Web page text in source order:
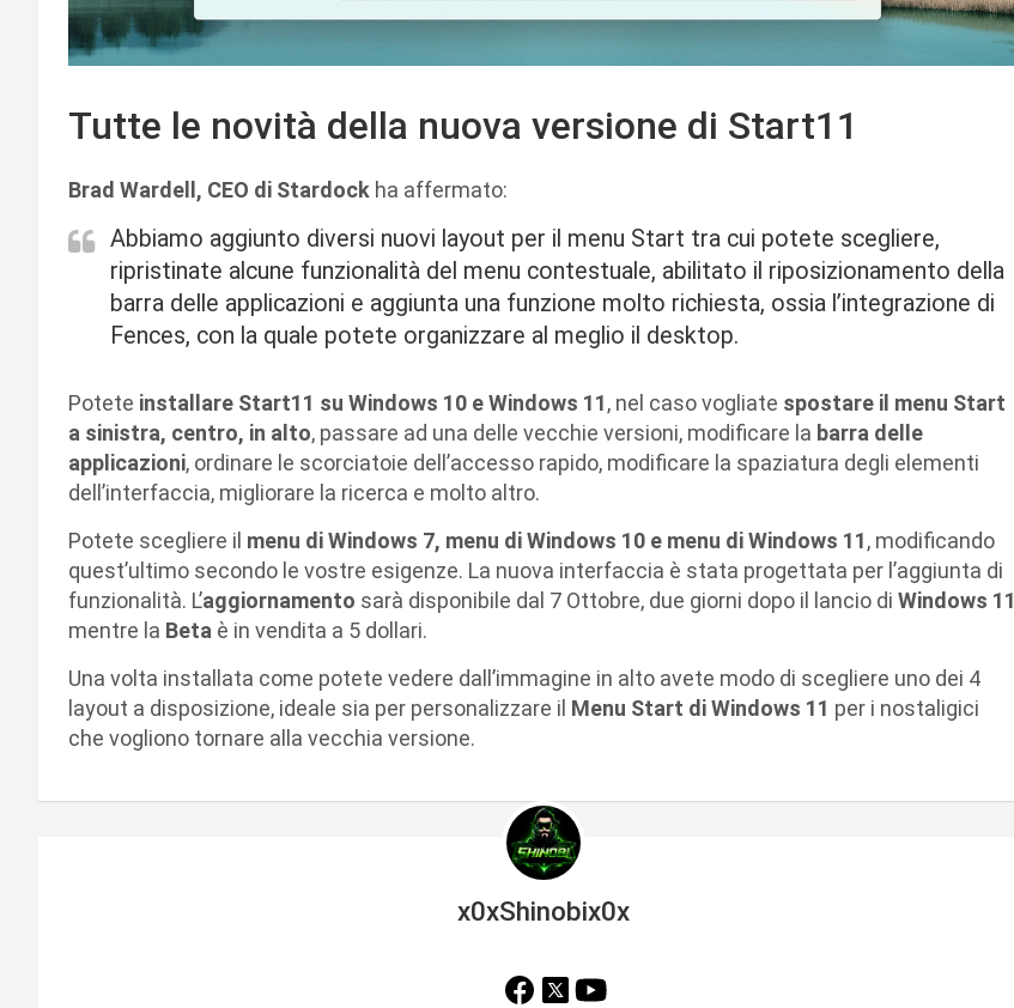
Tutte le novità della nuova versione di Start11
Brad Wardell, CEO di Stardock ha affermato:
Abbiamo aggiunto diversi nuovi layout per il menu Start tra cui potete scegliere,
ripristinate alcune funzionalità del menu contestuale, abilitato il riposizionamento della
barra delle applicazioni e aggiunta una funzione molto richiesta, ossia l’integrazione di
Fences, con la quale potete organizzare al meglio il desktop.
Potete installare Start11 su Windows 10 e Windows 11, nel caso vogliate spostare il menu Start
a sinistra, centro, in alto, passare ad una delle vecchie versioni, modificare la barra delle
applicazioni, ordinare le scorciatoie dell’accesso rapido, modificare la spaziatura degli elementi
dell’interfaccia, migliorare la ricerca e molto altro.
Potete scegliere il menu di Windows 7, menu di Windows 10 e menu di Windows 11, modificando
quest’ultimo secondo le vostre esigenze. La nuova interfaccia è stata progettata per l’aggiunta di
funzionalità. L’aggiornamento sarà disponibile dal 7 Ottobre, due giorni dopo il lancio di Windows 11
mentre la Beta è in vendita a 5 dollari.
Una volta installata come potete vedere dall’immagine in alto avete modo di scegliere uno dei 4
layout a disposizione, ideale sia per personalizzare il Menu Start di Windows 11 per i nostaligici
che vogliono tornare alla vecchia versione.
x0xShinobix0x